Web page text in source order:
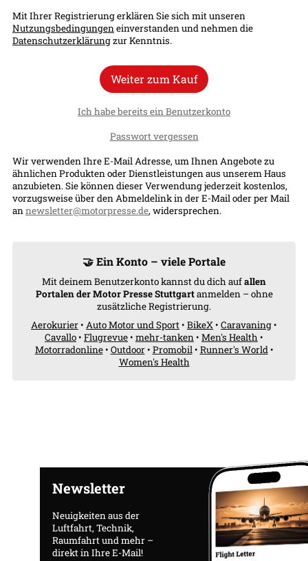
Mit Ihrer Registrierung erklären Sie sich mit unseren
Nutzungsbedingungeneinverstanden und nehmen die
Datenschutzerklärungzur Kenntnis.
Weiter zum Kauf
Ich habe bereits ein Benutzerkonto
Passwort vergessen
Wir verwenden Ihre E-Mail Adresse, um Ihnen Angebote zu
ähnlichen Produkten oder Dienstleistungen aus unserem Haus
anzubieten. Sie können dieser Verwendung jederzeit kostenlos,
vorzugsweise über den Abmeldelink in der E-Mail oder per Mail
annewsletter@motorpresse.de, widersprechen.
🤝 Ein Konto – viele Portale
Mit deinem Benutzerkonto kannst du dich aufallen
Portalen der Motor Presse Stuttgartanmelden – ohne
zusätzliche Registrierung.
Aerokurier • Auto Motor und Sport • BikeX • Caravaning •
Cavallo • Flugrevue • mehr-tanken • Men's Health •
Motorradonline• Outdoor• Promobil• Runner's World•
Women's Health
Newsletter
Neuigkeiten aus der
Luftfahrt, Technik,
Raumfahrt und mehr –
direkt in Ihre E-Mail!